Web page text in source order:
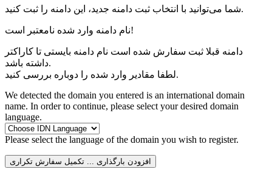
شما می‌توانید با انتخاب ثبت دامنه جدید، این دامنه را ثبت کنید.
نام دامنه وارد شده نامعتبر است!
دامنه قبلا ثبت سفارش شده است نام دامنه بایستی تا کاراکتر
داشته باشد.
لطفا مقادیر وارد شده را دوباره بررسی کنید.
We detected the domain you entered is an international domain
name. In order to continue, please select your desired domain
language.
Please select the language of the domain you wish to register.
افزودن بارگذاری ... تکمیل سفارش تکراری